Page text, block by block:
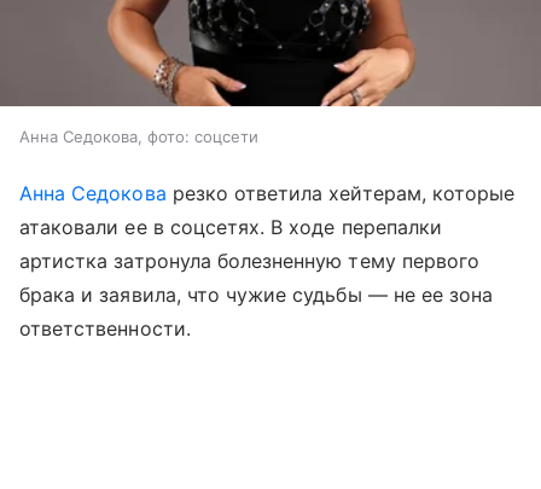
Анна Седокова, фото: соцсети
Анна Седокова резко ответила хейтерам, которые
атаковали ее в соцсетях. В ходе перепалки
артистка затронула болезненную тему первого
брака и заявила, что чужие судьбы — не ее зона
ответственности.